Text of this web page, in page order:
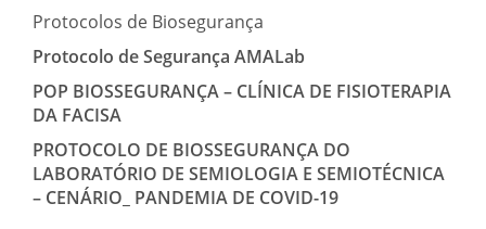
Protocolos de Biosegurança
Protocolo de Segurança AMALab
POP BIOSSEGURANÇA – CLÍNICA DE FISIOTERAPIA
DA FACISA
PROTOCOLO DE BIOSSEGURANÇA DO
LABORATÓRIO DE SEMIOLOGIA E SEMIOTÉCNICA
– CENÁRIO_ PANDEMIA DE COVID-19